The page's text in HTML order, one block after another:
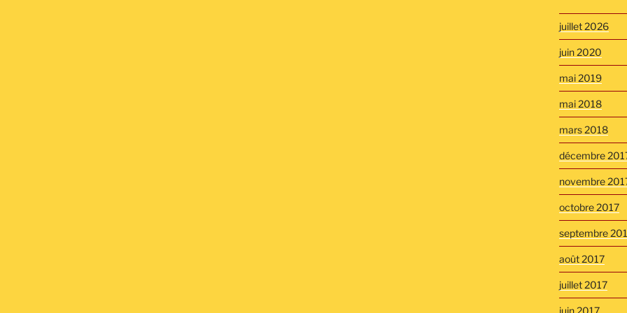
juillet 2026
juin 2020
mai 2019
mai 2018
mars 2018
décembre
novembre
octobre 2017
septembre
août 2017
juillet 2017